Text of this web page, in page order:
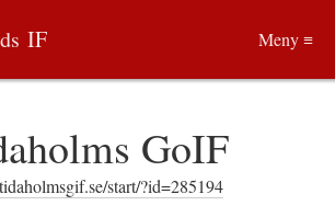
GoIF
start/?id=285194
IF Meny ≡